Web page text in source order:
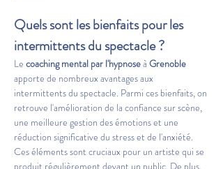
Quels sont les bienfaits pour les
intermittents du spectacle ?
Le coaching mental par l'hypnose à Grenoble
apporte de nombreux avantages aux
intermittents du spectacle. Parmi ces bienfaits, on
retrouve l'amélioration de la confiance sur scène,
une meilleure gestion des émotions et une
réduction significative du stress et de l'anxiété.
Ces éléments sont cruciaux pour un artiste qui se
produit régulièrement devant un public. De plus,